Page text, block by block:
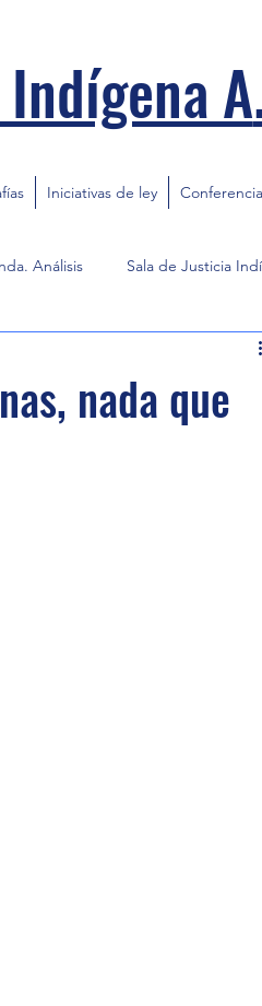
A
Iniciativas de ley
Análisis Sala de Justicia
nada que